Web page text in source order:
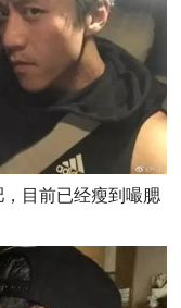
目前已经瘦到嘬腮